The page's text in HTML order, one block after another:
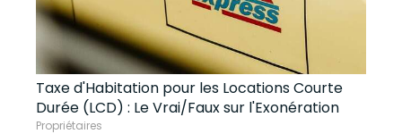
Taxe d'Habitation pour les Locations Courte
Durée (LCD) : Le Vrai/Faux sur l'Exonération
Propriétaires